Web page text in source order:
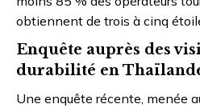
obtiennent de trois à cinq
Enquête auprès des
durabilité en
Une enquête récente, menée